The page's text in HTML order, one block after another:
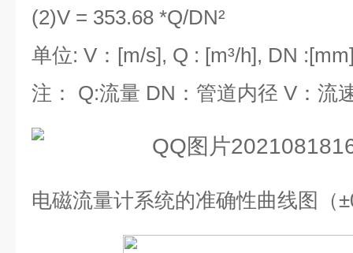
(2)V = 353.68 *Q/DN²
单位: V ： [m/s], Q : [m³/h], DN
注：
Q:流量 DN ：管道内径 V ：流
电磁流量计系统的准确性曲线图（±